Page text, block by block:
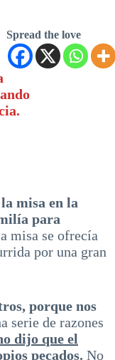
Spread the love
misa en la
para
misa se ofrecía
por una gran
porque nos
serie de razones
dijo que el
pecados. No